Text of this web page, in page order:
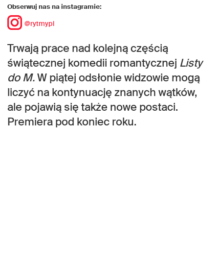
Obserwuj nas na instagramie:
@rytmypl
Trwają prace nad kolejną częścią
świątecznej komedii romantycznej Listy
do M.W piątej odsłonie widzowie mogą
liczyć na kontynuację znanych wątków,
ale pojawią się także nowe postaci.
Premiera pod koniec roku.